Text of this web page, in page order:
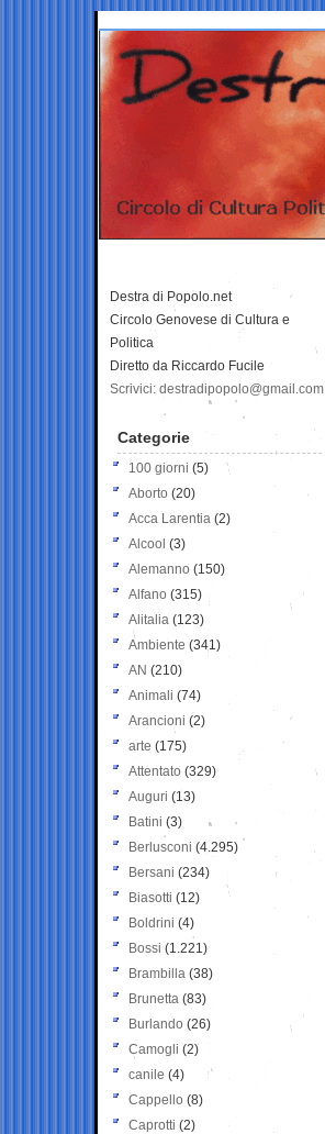
Destra di Popolo.net
Circolo Genovese di Cultura e
Politica
Diretto da Riccardo Fucile
Scrivici: destradipopolo@gmail.com
Categorie
100 giorni (5)
Aborto (20)
Acca Larentia (2)
Alcool (3)
Alemanno (150)
Alfano (315)
Alitalia (123)
Ambiente (341)
AN (210)
Animali (74)
Arancioni (2)
arte (175)
Attentato (329)
Auguri (13)
Batini (3)
Berlusconi (4.295)
Bersani (234)
Biasotti (12)
Boldrini (4)
Bossi (1.221)
Brambilla (38)
Brunetta (83)
Burlando (26)
Camogli (2)
canile (4)
Cappello (8)
Caprotti (2)